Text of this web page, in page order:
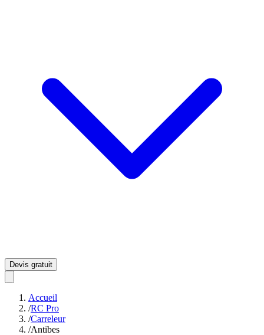
Devis gratuit
Accueil
/RC Pro
/Carreleur
/Antibes